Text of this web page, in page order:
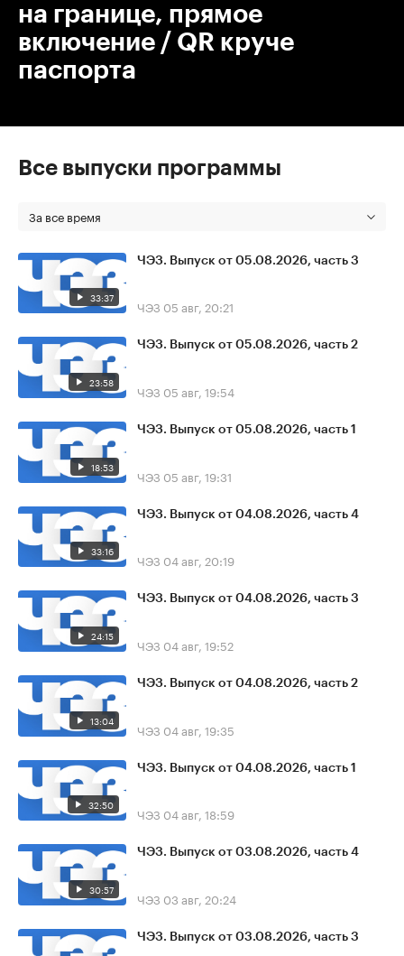
на границе, прямое
включение / QR круче
паспорта
Все выпуски программы
За все время
33:37
ЧЭЗ. Выпуск от 05.08.2026, часть 3
ЧЭЗ 05 авг, 20:21
23:58
ЧЭЗ. Выпуск от 05.08.2026, часть 2
ЧЭЗ 05 авг, 19:54
18:53
ЧЭЗ. Выпуск от 05.08.2026, часть 1
ЧЭЗ 05 авг, 19:31
33:16
ЧЭЗ. Выпуск от 04.08.2026, часть 4
ЧЭЗ 04 авг, 20:19
24:15
ЧЭЗ. Выпуск от 04.08.2026, часть 3
ЧЭЗ 04 авг, 19:52
13:04
ЧЭЗ. Выпуск от 04.08.2026, часть 2
ЧЭЗ 04 авг, 19:35
32:50
ЧЭЗ. Выпуск от 04.08.2026, часть 1
ЧЭЗ 04 авг, 18:59
30:57
ЧЭЗ. Выпуск от 03.08.2026, часть 4
ЧЭЗ 03 авг, 20:24
ЧЭЗ. Выпуск от 03.08.2026, часть 3